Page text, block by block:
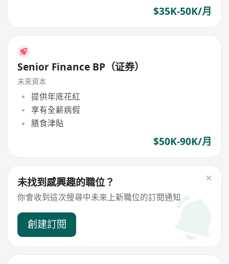
$35K-50K/月
Senior Finance BP（证券）
未來資本
提供年底花紅
享有全薪病假
膳食津貼
$50K-90K/月
未找到感興趣的職位？
你會收到這次搜尋中未來上新職位的訂閱通知
創建訂閱